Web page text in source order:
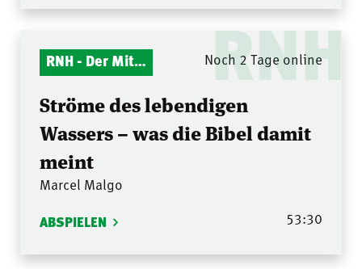
RNH
RNH - Der Mitternachtsruf Noch 2 Tage online
Ströme des lebendigen
Wassers – was die Bibel damit
meint
Marcel Malgo
ABSPIELEN 53:30